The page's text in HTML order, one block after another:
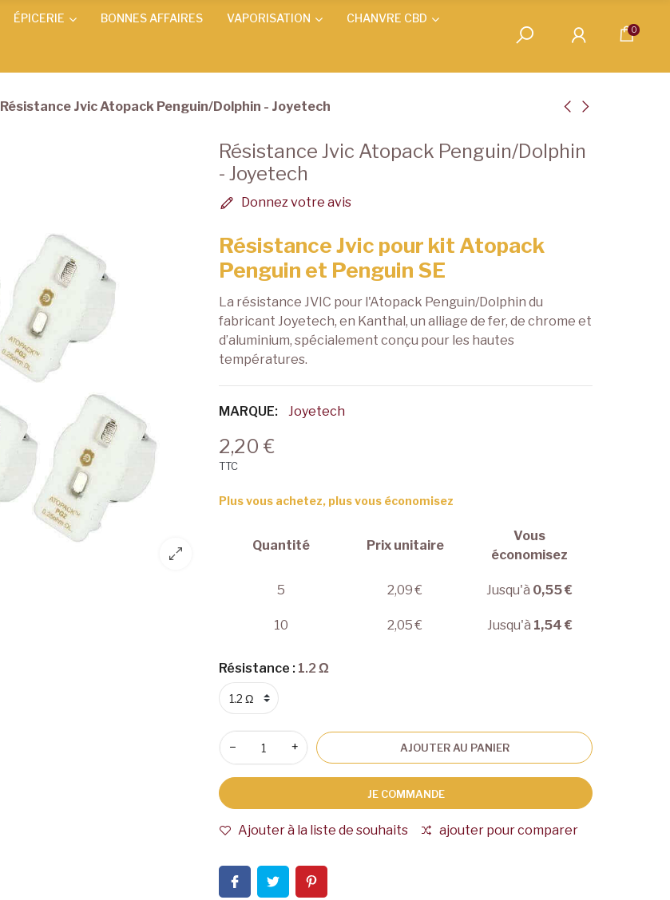
ÉPICERIE BONNES AFFAIRES VAPORISATION CHANVRE CBD
0
Résistance Jvic Atopack Penguin/Dolphin - Joyetech
Résistance Jvic Atopack Penguin/Dolphin
- Joyetech
Donnez votre avis
Résistance Jvic pour kit Atopack
Penguin et Penguin SE
La résistance JVIC pour l'Atopack Penguin/Dolphin du
fabricant Joyetech, en Kanthal, un alliage de fer, de chrome et
d’aluminium, spécialement conçu pour les hautes
températures.
MARQUE: Joyetech
2,20 €
TTC
Plus vous achetez, plus vous économisez
Quantité Prix unitaire
Vous
économisez
5 2,09 € Jusqu'à 0,55 €
10 2,05 € Jusqu'à 1,54 €
Résistance : 1.2 Ω
− + AJOUTER AU PANIER
JE COMMANDE
Ajouter à la liste de souhaits ajouter pour comparer